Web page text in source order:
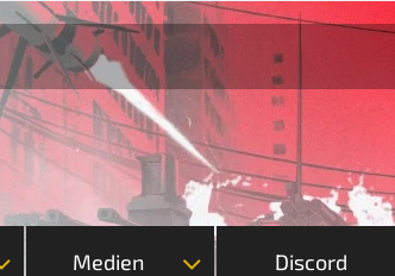
Medien Discord